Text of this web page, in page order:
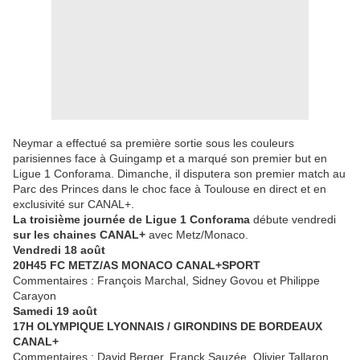
Neymar a effectué sa première sortie sous les couleurs
parisiennes face à Guingamp et a marqué son premier but en
Ligue 1 Conforama. Dimanche, il disputera son premier match au
Parc des Princes dans le choc face à Toulouse en direct et en
exclusivité sur CANAL+.
La troisième journée de Ligue 1 Conforama débute vendredi
sur les chaines CANAL+ avec Metz/Monaco.
Vendredi 18 août
20H45 FC METZ/AS MONACO CANAL+SPORT
Commentaires : François Marchal, Sidney Govou et Philippe
Carayon
Samedi 19 août
17H OLYMPIQUE LYONNAIS / GIRONDINS DE BORDEAUX
CANAL+
Commentaires : David Berger, Franck Sauzée, Olivier Tallaron